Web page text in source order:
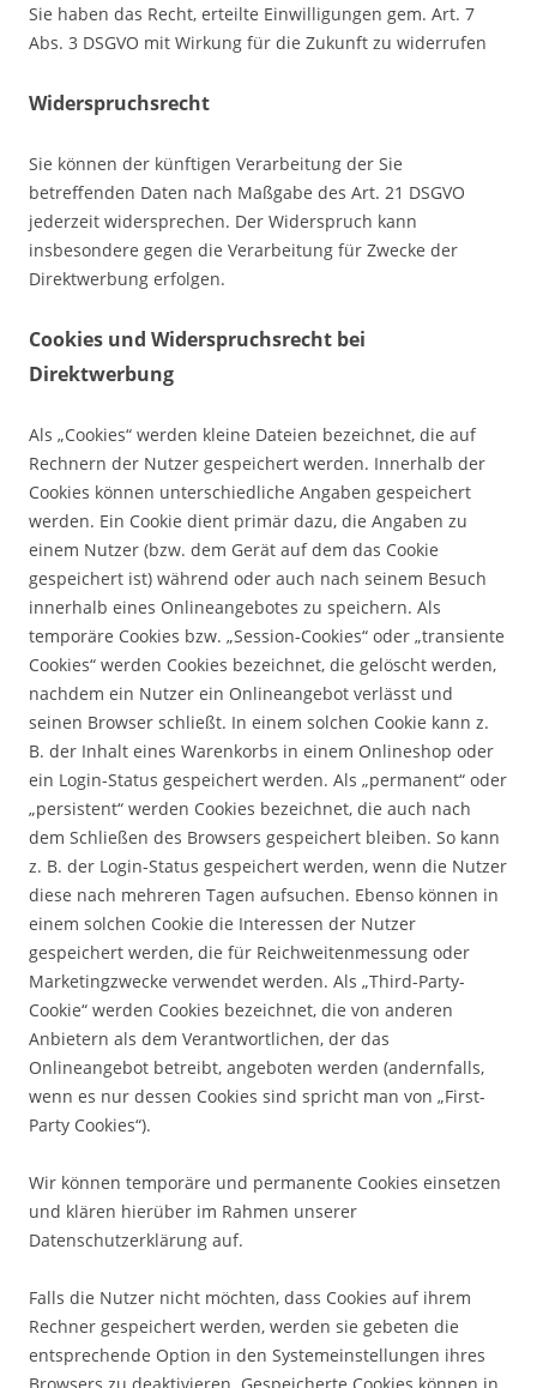
Sie haben das Recht, erteilte Einwilligungen gem. Art. 7
Abs. 3 DSGVO mit Wirkung für die Zukunft zu widerrufen
Widerspruchsrecht
Sie können der künftigen Verarbeitung der Sie
betreffenden Daten nach Maßgabe des Art. 21 DSGVO
jederzeit widersprechen. Der Widerspruch kann
insbesondere gegen die Verarbeitung für Zwecke der
Direktwerbung erfolgen.
Cookies und Widerspruchsrecht bei
Direktwerbung
Als „Cookies“ werden kleine Dateien bezeichnet, die auf
Rechnern der Nutzer gespeichert werden. Innerhalb der
Cookies können unterschiedliche Angaben gespeichert
werden. Ein Cookie dient primär dazu, die Angaben zu
einem Nutzer (bzw. dem Gerät auf dem das Cookie
gespeichert ist) während oder auch nach seinem Besuch
innerhalb eines Onlineangebotes zu speichern. Als
temporäre Cookies bzw. „Session-Cookies“ oder „transiente
Cookies“ werden Cookies bezeichnet, die gelöscht werden,
nachdem ein Nutzer ein Onlineangebot verlässt und
seinen Browser schließt. In einem solchen Cookie kann z.
B. der Inhalt eines Warenkorbs in einem Onlineshop oder
ein Login-Status gespeichert werden. Als „permanent“ oder
„persistent“ werden Cookies bezeichnet, die auch nach
dem Schließen des Browsers gespeichert bleiben. So kann
z. B. der Login-Status gespeichert werden, wenn die Nutzer
diese nach mehreren Tagen aufsuchen. Ebenso können in
einem solchen Cookie die Interessen der Nutzer
gespeichert werden, die für Reichweitenmessung oder
Marketingzwecke verwendet werden. Als „Third-Party-
Cookie“ werden Cookies bezeichnet, die von anderen
Anbietern als dem Verantwortlichen, der das
Onlineangebot betreibt, angeboten werden (andernfalls,
wenn es nur dessen Cookies sind spricht man von „First-
Party Cookies“).
Wir können temporäre und permanente Cookies einsetzen
und klären hierüber im Rahmen unserer
Datenschutzerklärung auf.
Falls die Nutzer nicht möchten, dass Cookies auf ihrem
Rechner gespeichert werden, werden sie gebeten die
entsprechende Option in den Systemeinstellungen ihres